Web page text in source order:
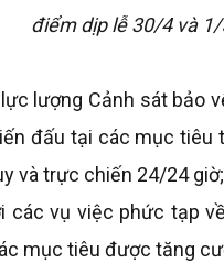
điểm dịp lễ 30/4 và
lượng Cảnh sát bảo
đấu tại các mục tiêu
và trực chiến 24/24
vụ việc phức tạp
mục tiêu được tăng